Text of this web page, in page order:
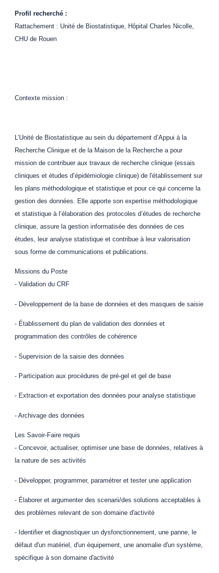
Profil recherché :
Rattachement : Unité de Biostatistique, Hôpital Charles Nicolle,
CHU de Rouen
Contexte mission :
L’Unité de Biostatistique au sein du département d’Appui à la
Recherche Clinique et de la Maison de la Recherche a pour
mission de contribuer aux travaux de recherche clinique (essais
cliniques et études d’épidémiologie clinique) de l'établissement sur
les plans méthodologique et statistique et pour ce qui concerne la
gestion des données. Elle apporte son expertise méthodologique
et statistique à l’élaboration des protocoles d’études de recherche
clinique, assure la gestion informatisée des données de ces
études, leur analyse statistique et contribue à leur valorisation
sous forme de communications et publications.
Missions du Poste
- Validation du CRF
- Développement de la base de données et des masques de saisie
- Établissement du plan de validation des données et
programmation des contrôles de cohérence
- Supervision de la saisie des données
- Participation aux procédures de pré-gel et gel de base
- Extraction et exportation des données pour analyse statistique
- Archivage des données
Les Savoir-Faire requis
- Concevoir, actualiser, optimiser une base de données, relatives à
la nature de ses activités
- Développer, programmer, paramétrer et tester une application
- Élaborer et argumenter des scenarii/des solutions acceptables à
des problèmes relevant de son domaine d'activité
- Identifier et diagnostiquer un dysfonctionnement, une panne, le
défaut d'un matériel, d'un équipement, une anomalie d'un système,
spécifique à son domaine d'activité